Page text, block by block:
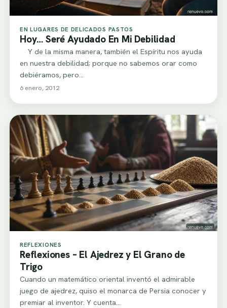
EN LUGARES DE DELICADOS PASTOS
Hoy… Seré Ayudado En Mi Debilidad
Y de la misma manera, también el Espíritu nos ayuda
en nuestra debilidad; porque no sabemos orar como
debiéramos, pero…
6 enero, 2012
REFLEXIONES
Reflexiones – El Ajedrez y El Grano de
Trigo
Cuando un matemático oriental inventó el admirable
juego de ajedrez, quiso el monarca de Persia conocer y
premiar al inventor. Y cuenta…